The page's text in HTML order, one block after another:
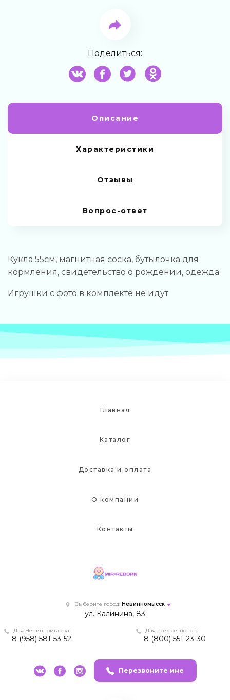
Поделиться:
Описание
Характеристики
Отзывы
Вопрос-ответ
Кукла 55см, магнитная соска, бутылочка для
кормления, свидетельство о рождении, одежда
Игрушки с фото в комплекте не идут
Главная
Каталог
Доставка и оплата
О компании
Контакты
Выберите город: Невинномысск
ул. Калинина, 83
Для всех регионов:
8 (800) 551-23-30
Для Невинномысска:
8 (958) 581-53-52
Перезвоните мне